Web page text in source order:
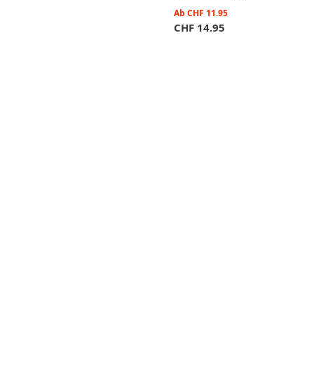
Ab CHF 11.95
CHF 14.95